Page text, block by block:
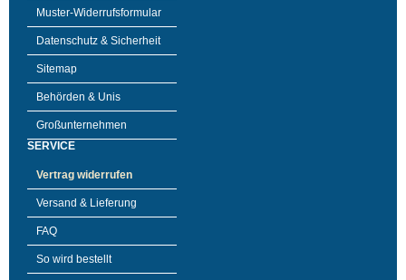
Muster-Widerrufsformular
Datenschutz & Sicherheit
Sitemap
Behörden & Unis
Großunternehmen
SERVICE
Vertrag widerrufen
Versand & Lieferung
FAQ
So wird bestellt